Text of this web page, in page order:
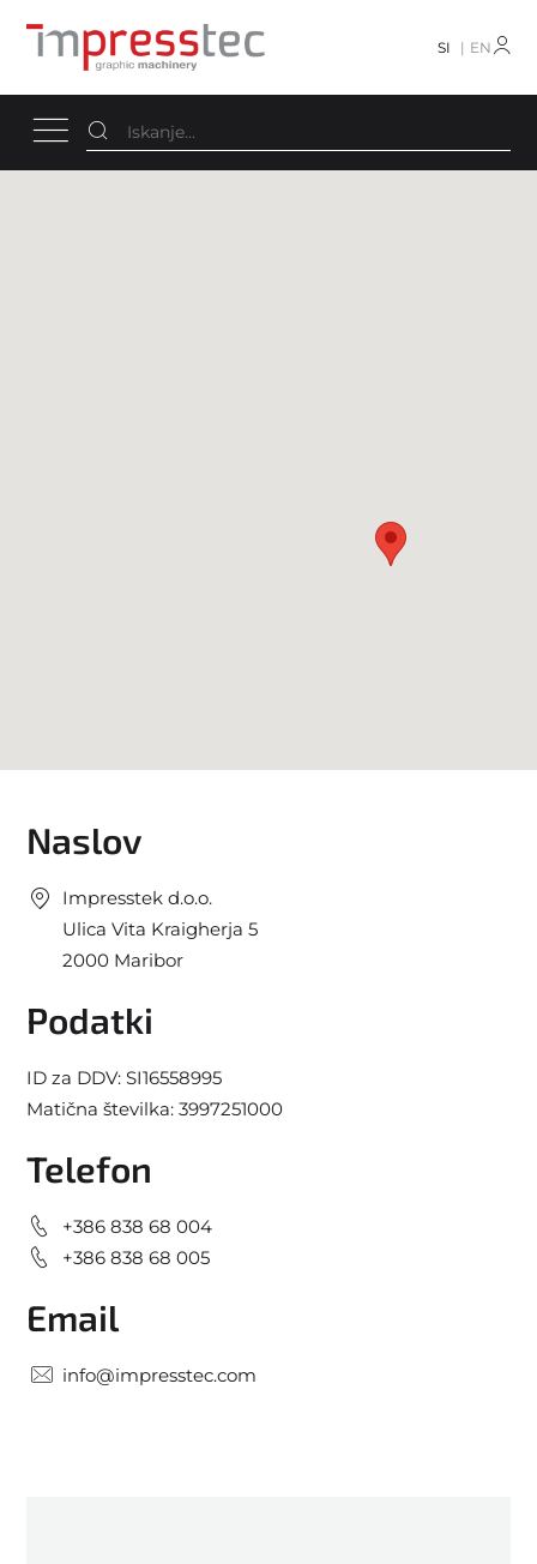
SI EN
Naslov
Impresstek d.o.o.
Ulica Vita Kraigherja 5
2000 Maribor
Podatki
ID za DDV: SI16558995
Matična številka: 3997251000
Telefon
+386 838 68 004
+386 838 68 005
Email
info@impresstec.com